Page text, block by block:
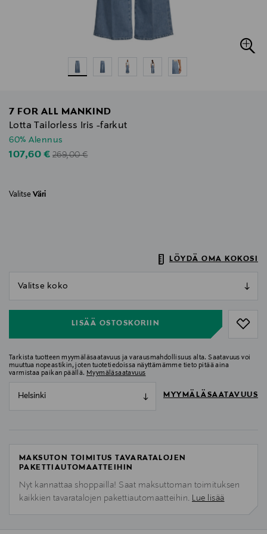
7 FOR ALL MANKIND
Lotta Tailorless Iris -farkut
60% Alennus
Discounted Price
107,60 €Original Price
269,00 €
Valitse Väri
LÖYDÄ OMA KOKOSI
LISÄÄ OSTOSKORIIN
Tarkista tuotteen myymäläsaatavuus ja varausmahdollisuus alta. Saatavuus voi
muuttua nopeastikin, joten tuotetiedoissa näyttämämme tieto pitää aina
varmistaa paikan päällä. Myymäläsaatavuus
Helsinki MYYMÄLÄSAATAVUUS
MAKSUTON TOIMITUS TAVARATALOJEN
PAKETTIAUTOMAATTEIHIN
Nyt kannattaa shoppailla! Saat maksuttoman toimituksen
kaikkien tavaratalojen pakettiautomaatteihin. Lue lisää